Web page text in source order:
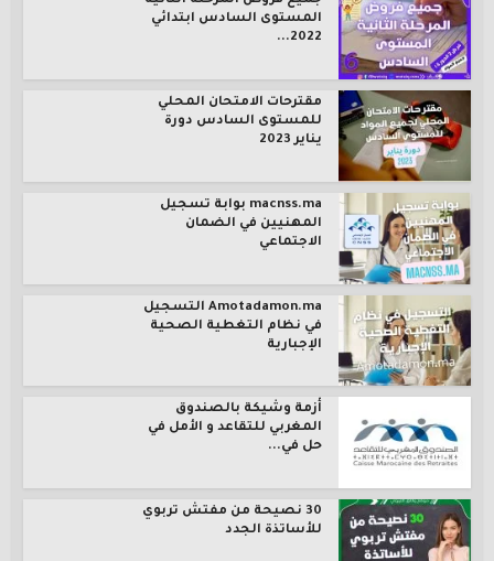
المستوى السادس ابتدائي
2022...
مقترحات الامتحان المحلي
للمستوى السادس دورة
يناير 2023
macnss.ma بوابة تسجيل
المهنيين في الضمان
الاجتماعي
Amotadamon.ma التسجيل
في نظام التغطية الصحية
الإجبارية
أزمة وشيكة بالصندوق
المغربي للتقاعد و الأمل في
حل في...
30 نصيحة من مفتش تربوي
للأساتذة الجدد